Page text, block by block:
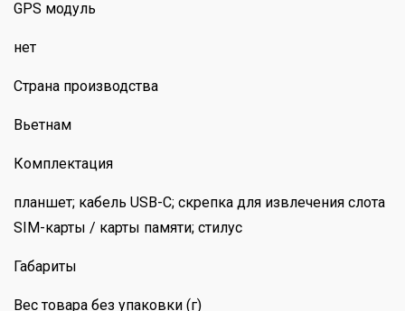
GPS модуль
нет
Страна производства
Вьетнам
Комплектация
планшет; кабель USB-C; скрепка для извлечения слота
SIM-карты / карты памяти; стилус
Габариты
Вес товара без упаковки (г)